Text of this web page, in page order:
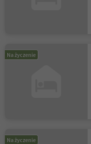
Na życzenie
Na życzenie